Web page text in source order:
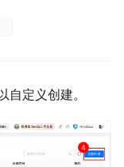
定义创建。